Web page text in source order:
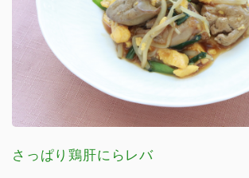
さっぱり鶏肝にらレバ